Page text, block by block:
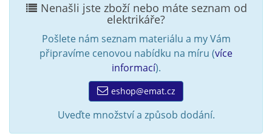
Nenašli jste zboží nebo máte seznam od
elektrikáře?
Pošlete nám seznam materiálu a my Vám
připravíme cenovou nabídku na míru (více
informací).
eshop@emat.cz
Uveďte množství a způsob dodání.